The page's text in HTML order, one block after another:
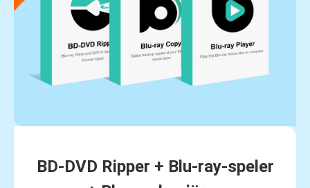
BD-DVD Ripper + Blu-ray-speler